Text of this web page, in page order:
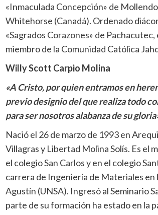
«Inmaculada Concepción» de
Whitehorse (Canadá). Ordenado
«Sagrados Corazones» de
miembro de la Comunidad Católica
Willy Scott Carpio Molina
«A Cristo, por quien entramos en
previo designio del que realiza todo
para ser nosotros alabanza de su
Nació el 26 de marzo de 1993 en
Villagras y Libertad Molina Solís. Es el
el colegio San Carlos y en el colegio
carrera de Ingeniería de Materiales en
Agustín (UNSA). Ingresó al Seminario
parte de su formación ha estado en la